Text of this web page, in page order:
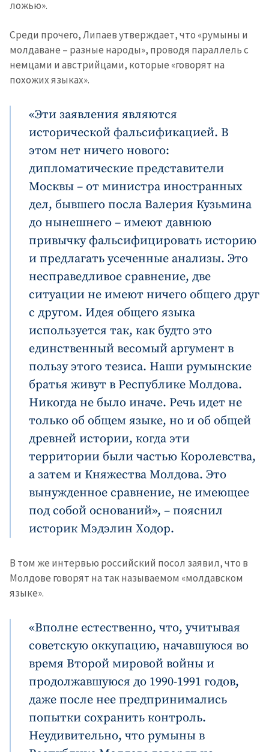
ложью».
Среди прочего, Липаев утверждает, что «румыны и
молдаване – разные народы», проводя параллель с
немцами и австрийцами, которые «говорят на
похожих языках».
«Эти заявления являются
исторической фальсификацией. В
этом нет ничего нового:
дипломатические представители
Москвы – от министра иностранных
дел, бывшего посла Валерия Кузьмина
до нынешнего – имеют давнюю
привычку фальсифицировать историю
и предлагать усеченные анализы. Это
несправедливое сравнение, две
ситуации не имеют ничего общего друг
с другом. Идея общего языка
используется так, как будто это
единственный весомый аргумент в
пользу этого тезиса. Наши румынские
братья живут в Республике Молдова.
Никогда не было иначе. Речь идет не
только об общем языке, но и об общей
древней истории, когда эти
территории были частью Королевства,
а затем и Княжества Молдова. Это
вынужденное сравнение, не имеющее
под собой оснований», – пояснил
историк Мэдэлин Ходор.
В том же интервью российский посол заявил, что в
Молдове говорят на так называемом «молдавском
языке».
«Вполне естественно, что, учитывая
советскую оккупацию, начавшуюся во
время Второй мировой войны и
продолжавшуюся до 1990-1991 годов,
даже после нее предпринимались
попытки сохранить контроль.
Неудивительно, что румыны в